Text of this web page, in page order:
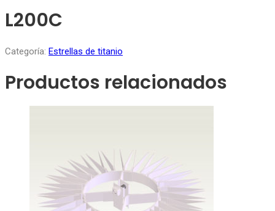
L200C
Categoría: Estrellas de titanio
Productos relacionados